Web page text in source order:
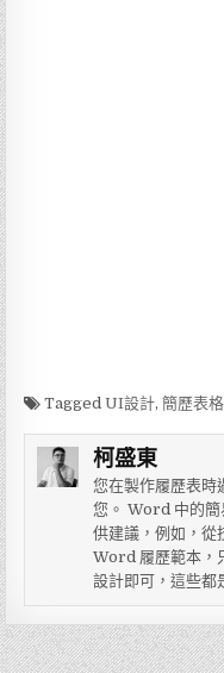
TaggedUI設計,簡歷表格
柯盛東
您在製作履歷表時
您。 Word 中的簡
供建議，例如，從
Word 履歷範本，
設計即可，這些都